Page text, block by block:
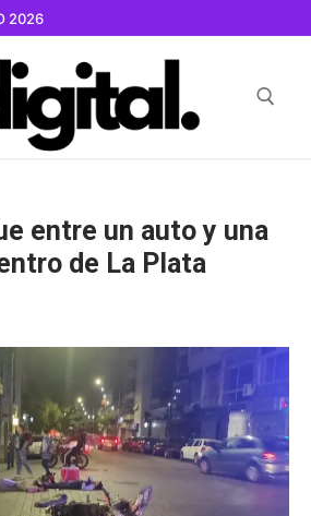
2026
entre un auto y una
de La Plata